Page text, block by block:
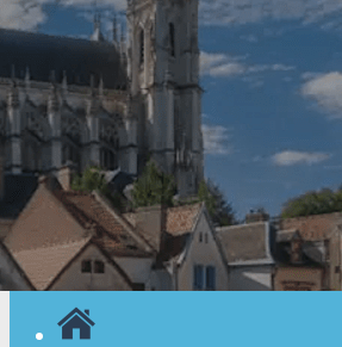
Nos actualités
Nos évènements
Agenda
Nos activités
Nos séjours
Ajoutez un logo, un bouton, des réseaux
Cliquez pour éditer